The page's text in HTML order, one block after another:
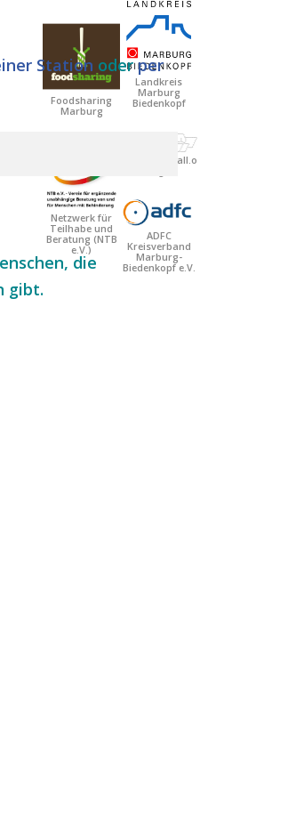
Station oderper
die
gibt.
Foodsharing
Marburg
Netzwerk für
Teilhabe und
Beratung (NTB
e.V.)
Landkreis
Marburg
Biedenkopf
Systemausfall.o
ADFC
Kreisverband
Marburg-
Biedenkopf e.V.